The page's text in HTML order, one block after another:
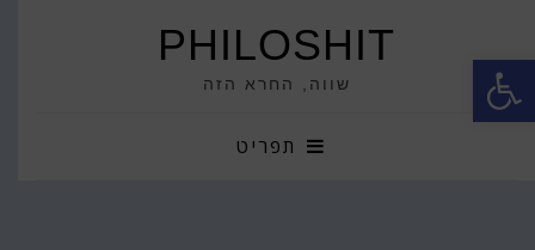
פתח סרגל נגישות PHILOSHIT
שווה, החרא הזה
תפריט